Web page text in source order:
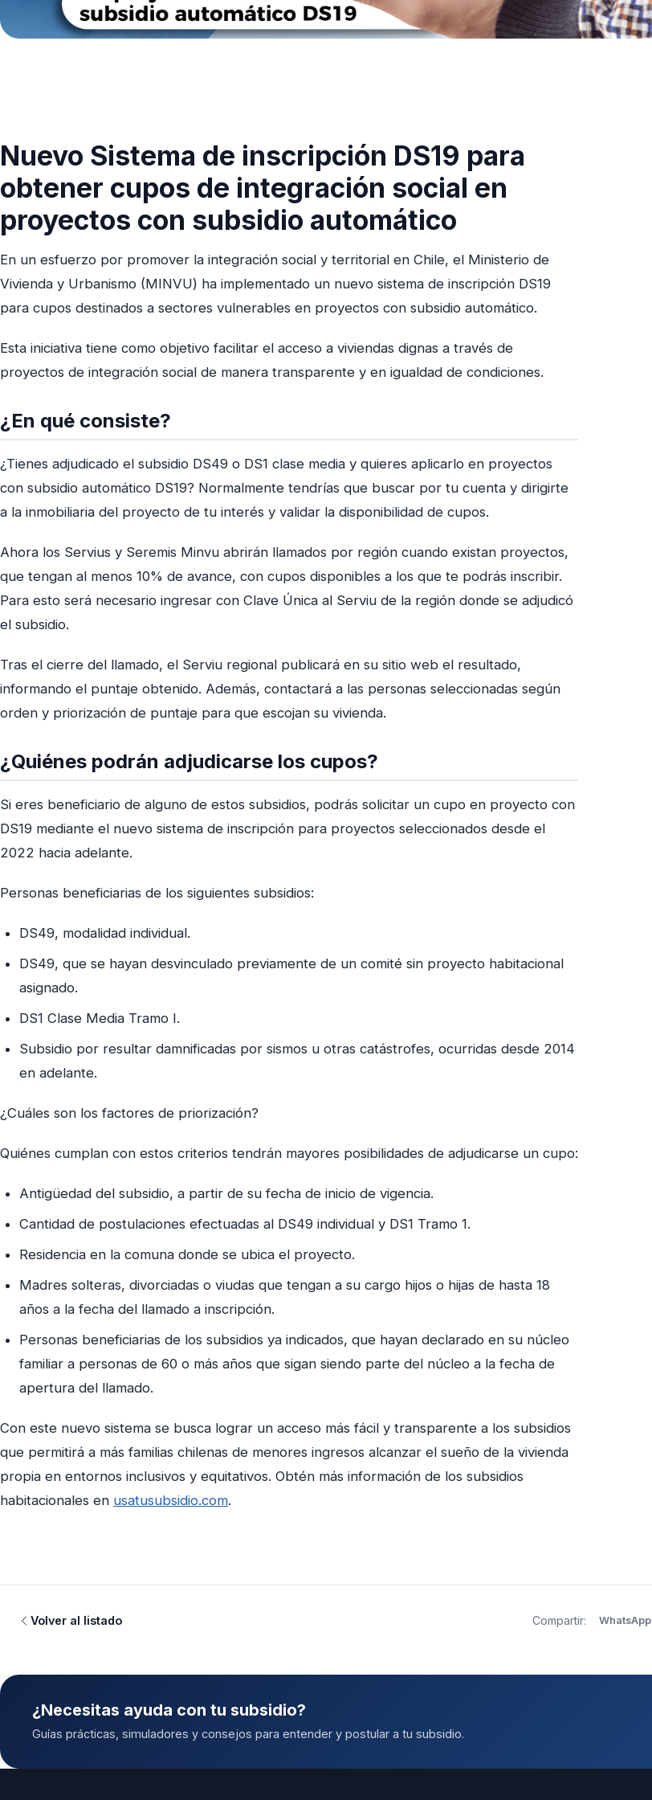
Nuevo Sistema de inscripción DS19 para
obtener cupos de integración social en
proyectos con subsidio automático
En un esfuerzo por promover la integración social y territorial en Chile, el Ministerio de
Vivienda y Urbanismo (MINVU) ha implementado un nuevo sistema de inscripción DS19
para cupos destinados a sectores vulnerables en proyectos con subsidio automático.
Esta iniciativa tiene como objetivo facilitar el acceso a viviendas dignas a través de
proyectos de integración social de manera transparente y en igualdad de condiciones.
¿En qué consiste?
¿Tienes adjudicado el subsidio DS49 o DS1 clase media y quieres aplicarlo en proyectos
con subsidio automático DS19? Normalmente tendrías que buscar por tu cuenta y dirigirte
a la inmobiliaria del proyecto de tu interés y validar la disponibilidad de cupos.
Ahora los Servius y Seremis Minvu abrirán llamados por región cuando existan proyectos,
que tengan al menos 10% de avance, con cupos disponibles a los que te podrás inscribir.
Para esto será necesario ingresar con Clave Única al Serviu de la región donde se adjudicó
el subsidio.
Tras el cierre del llamado, el Serviu regional publicará en su sitio web el resultado,
informando el puntaje obtenido. Además, contactará a las personas seleccionadas según
orden y priorización de puntaje para que escojan su vivienda.
¿Quiénes podrán adjudicarse los cupos?
Si eres beneficiario de alguno de estos subsidios, podrás solicitar un cupo en proyecto con
DS19 mediante el nuevo sistema de inscripción para proyectos seleccionados desde el
2022 hacia adelante.
Personas beneficiarias de los siguientes subsidios:
DS49, modalidad individual.
DS49, que se hayan desvinculado previamente de un comité sin proyecto habitacional
asignado.
DS1 Clase Media Tramo I.
Subsidio por resultar damnificadas por sismos u otras catástrofes, ocurridas desde 2014
en adelante.
¿Cuáles son los factores de priorización?
Quiénes cumplan con estos criterios tendrán mayores posibilidades de adjudicarse un cupo:
Antigüedad del subsidio, a partir de su fecha de inicio de vigencia.
Cantidad de postulaciones efectuadas al DS49 individual y DS1 Tramo 1.
Residencia en la comuna donde se ubica el proyecto.
Madres solteras, divorciadas o viudas que tengan a su cargo hijos o hijas de hasta 18
años a la fecha del llamado a inscripción.
Personas beneficiarias de los subsidios ya indicados, que hayan declarado en su núcleo
familiar a personas de 60 o más años que sigan siendo parte del núcleo a la fecha de
apertura del llamado.
Con este nuevo sistema se busca lograr un acceso más fácil y transparente a los subsidios
que permitirá a más familias chilenas de menores ingresos alcanzar el sueño de la vivienda
propia en entornos inclusivos y equitativos. Obtén más información de los subsidios
habitacionales en usatusubsidio.com.
Volver al listado Compartir: WhatsApp
¿Necesitas ayuda con tu subsidio?
Guías prácticas, simuladores y consejos para entender y postular a tu subsidio.